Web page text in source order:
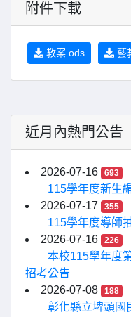
附件下載
教案.ods 藝
近月內熱門公告
2026-07-16 693
115學年度新生
2026-07-17
355
115學年度導師
2026-07-16
226
本校115學年度
招考公告
2026-07-08
188
彰化縣立埤頭國